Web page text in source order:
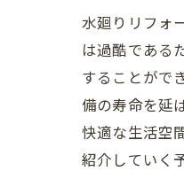
水廻りリフォ
は過酷である
することがで
備の寿命を延
快適な生活空
紹介していく